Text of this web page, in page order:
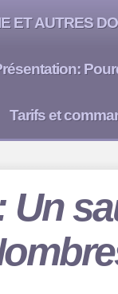
ET AUTRES
Tarifs et